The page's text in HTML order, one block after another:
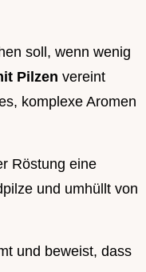
soll, wenn wenig
Pilzen vereint
komplexe Aromen
Röstung eine
und umhüllt von
und beweist, dass